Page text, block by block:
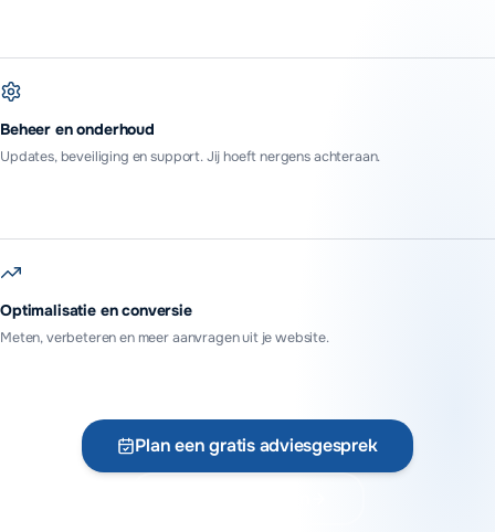
Beheer en onderhoud
Updates, beveiliging en support. Jij hoeft nergens achteraan.
Optimalisatie en conversie
Meten, verbeteren en meer aanvragen uit je website.
Plan een gratis adviesgesprek